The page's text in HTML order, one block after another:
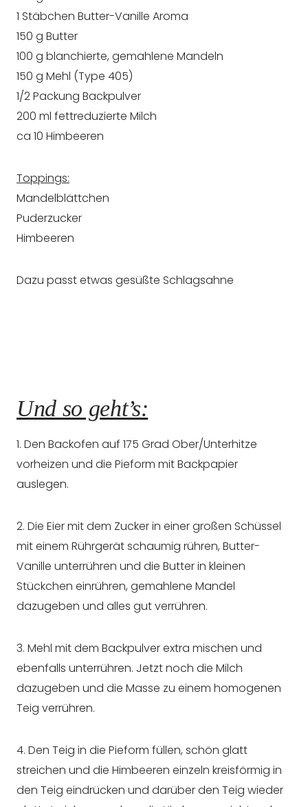
1 Stäbchen Butter-Vanille Aroma
150 g Butter
100 g blanchierte, gemahlene Mandeln
150 g Mehl (Type 405)
1/2 Packung Backpulver
200 ml fettreduzierte Milch
ca 10 Himbeeren
Toppings:
Mandelblättchen
Puderzucker
Himbeeren
Dazu passt etwas gesüßte Schlagsahne
Und so geht’s:
1. Den Backofen auf 175 Grad Ober/Unterhitze
vorheizen und die Pieform mit Backpapier
auslegen.
2. Die Eier mit dem Zucker in einer großen Schüssel
mit einem Rührgerät schaumig rühren, Butter-
Vanille unterrühren und die Butter in kleinen
Stückchen einrühren, gemahlene Mandel
dazugeben und alles gut verrühren.
3. Mehl mit dem Backpulver extra mischen und
ebenfalls unterrühren. Jetzt noch die Milch
dazugeben und die Masse zu einem homogenen
Teig verrühren.
4. Den Teig in die Pieform füllen, schön glatt
streichen und die Himbeeren einzeln kreisförmig in
den Teig eindrücken und darüber den Teig wieder